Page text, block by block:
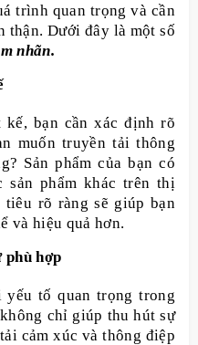
trình quan trọng và cần
thận. Dưới đây là một số
nhãn.
bạn cần xác định rõ
muốn truyền tải thông
Sản phẩm của bạn có
phẩm khác trên thị
rõ ràng sẽ giúp bạn
và hiệu quả hơn.
phù hợp
tố quan trọng trong
chỉ giúp thu hút sự
cảm xúc và thông điệp